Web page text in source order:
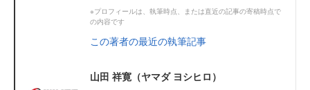
※プロフィールは、執筆時点、または直近の記事の寄稿時点で
の内容です
この著者の最近の執筆記事
山田 祥寛（ヤマダ ヨシヒロ）